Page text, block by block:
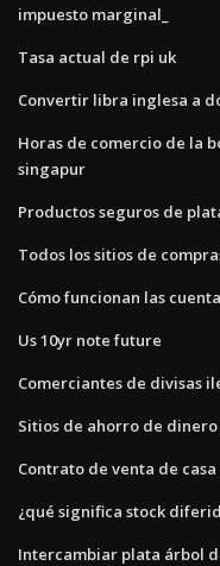
impuesto marginal_
Tasa actual de rpi uk
Convertir libra inglesa a
Horas de comercio de la
singapur
Productos seguros de
Todos los sitios de
Cómo funcionan las
Us 10yr note future
Comerciantes de divisas
Sitios de ahorro de
Contrato de venta de
¿qué significa stock
Intercambiar plata árbol